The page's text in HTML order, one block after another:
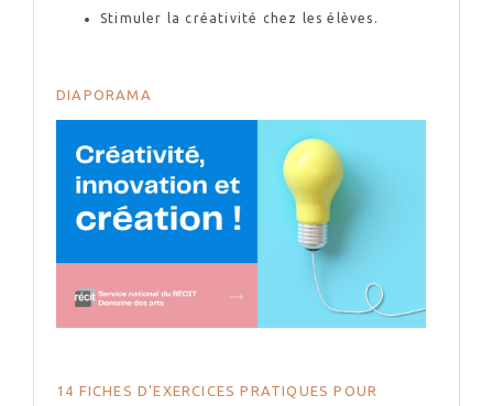
Stimuler la créativité chez les élèves.
DIAPORAMA
14 FICHES D’EXERCICES PRATIQUES POUR